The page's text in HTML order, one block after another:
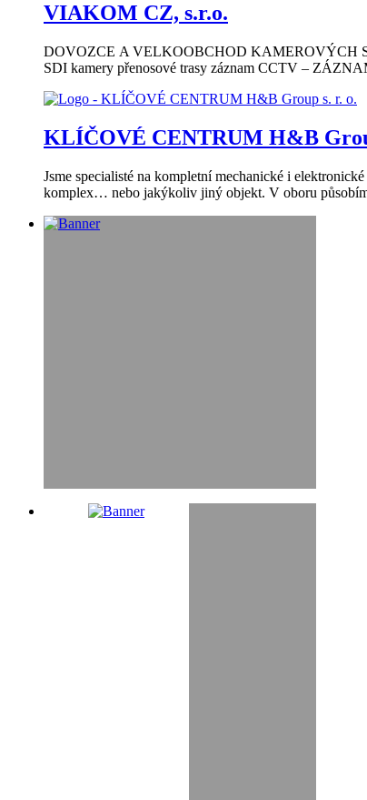
VIAKOM CZ, s.r.o.
DOVOZCE A VELKOOBCHOD KAMEROVÝCH
SDI kamery přenosové trasy záznam CCTV –
KLÍČOVÉ CENTRUM H&B
Jsme specialisté na kompletní mechanické i
komplex… nebo jakýkoliv jiný objekt. V oboru